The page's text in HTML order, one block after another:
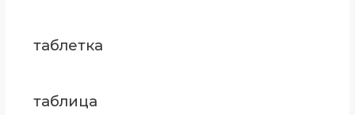
таблетка
таблица